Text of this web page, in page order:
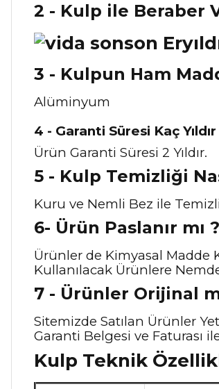
2 - Kulp ile Beraber
3 - Kulpun Ham
Alüminyum
4 - Garanti Süresi Kaç Yıldır
Ürün Garanti Süresi 2 Yıldır.
5 - Kulp Temizliği
Kuru ve Nemli Bez ile
6- Ürün Paslanır mı ?
Ürünler de Kimyasal Madde
Kullanılacak Ürünlere
7 - Ürünler Orijinal
Sitemizde Satılan Ürünler
Garanti Belgesi ve Faturası
Kulp Teknik